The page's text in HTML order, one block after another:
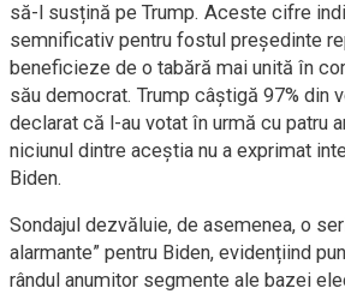
să-l susțină pe Trump. Aceste cifre
semnificativ pentru fostul președinte
beneficieze de o tabără mai unită în
său democrat. Trump câștigă 97% din
declarat că l-au votat în urmă cu patru
niciunul dintre aceștia nu a exprimat
Biden.
Sondajul dezvăluie, de asemenea, o
alarmante” pentru Biden, evidențiind
rândul anumitor segmente ale bazei